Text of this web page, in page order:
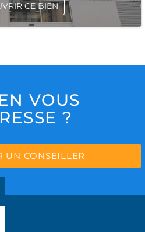
CE BIEN
VOUS
?
UN CONSEILLER